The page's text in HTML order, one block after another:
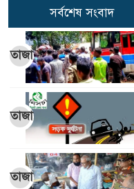
সর্বশেষ সংবাদ
তাজা
তাজা
তাজা